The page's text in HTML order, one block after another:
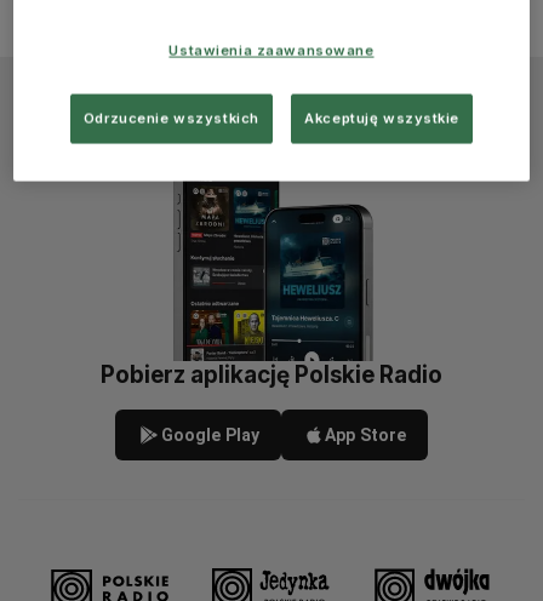
Pobierz aplikację Polskie Radio
Google Play App Store
Ustawienia zaawansowane
Odrzucenie wszystkich Akceptuję wszystkie